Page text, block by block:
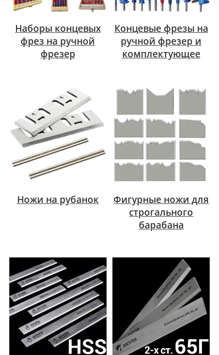
Наборы концевых
фрез на ручной
фрезер
Концевые фрезы на
ручной фрезер и
комплектующее
Ножи на рубанок
Фигурные ножи для
строгального
барабана